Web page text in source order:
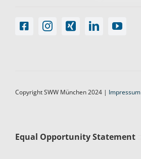
Copyright SWW München 2024 | Impressum
Equal Opportunity Statement